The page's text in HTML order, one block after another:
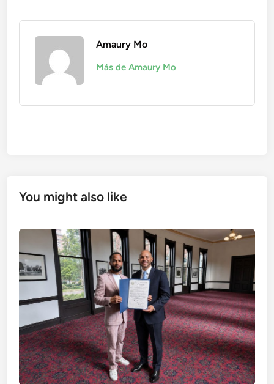
Amaury Mo
Más de Amaury Mo
You might also like